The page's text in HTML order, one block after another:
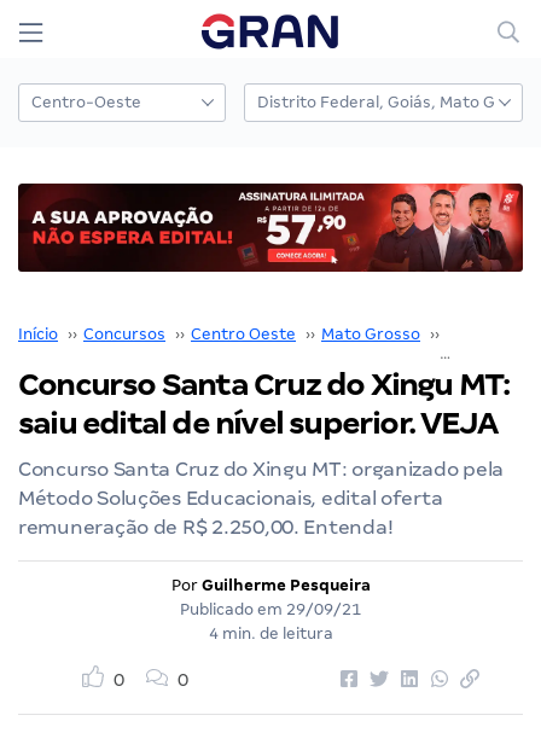
Início ›› Concursos ›› Centro Oeste ›› Mato Grosso ››
Concurso Santa Cruz do Xingu MT:
saiu edital de nível superior. VEJA
Concurso Santa Cruz do Xingu MT: organizado pela
Método Soluções Educacionais, edital oferta
remuneração de R$ 2.250,00. Entenda!
Por Guilherme Pesqueira
Publicado em 29/09/21
4 min. de leitura
0 0